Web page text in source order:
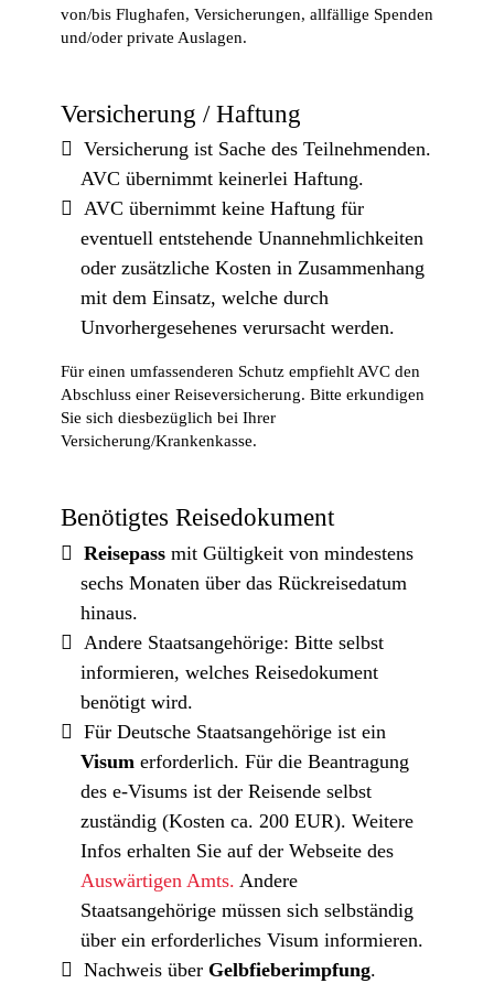
von/bis Flughafen, Versicherungen, allfällige Spenden
und/oder private Auslagen.
Versicherung / Haftung
Versicherung ist Sache des Teilnehmenden.
AVC übernimmt keinerlei Haftung.
AVC übernimmt keine Haftung für
eventuell entstehende Unannehmlichkeiten
oder zusätzliche Kosten in Zusammenhang
mit dem Einsatz, welche durch
Unvorhergesehenes verursacht werden.
Für einen umfassenderen Schutz empfiehlt AVC den
Abschluss einer Reiseversicherung. Bitte erkundigen
Sie sich diesbezüglich bei Ihrer
Versicherung/Krankenkasse.
Benötigtes Reisedokument
Reisepass mit Gültigkeit von mindestens
sechs Monaten über das Rückreisedatum
hinaus.
Andere Staatsangehörige: Bitte selbst
informieren, welches Reisedokument
benötigt wird.
Für Deutsche Staatsangehörige ist ein
Visum erforderlich. Für die Beantragung
des e-Visums ist der Reisende selbst
zuständig (Kosten ca. 200 EUR). Weitere
Infos erhalten Sie auf der Webseite des
Auswärtigen Amts. Andere
Staatsangehörige müssen sich selbständig
über ein erforderliches Visum informieren.
Nachweis über Gelbfieberimpfung.